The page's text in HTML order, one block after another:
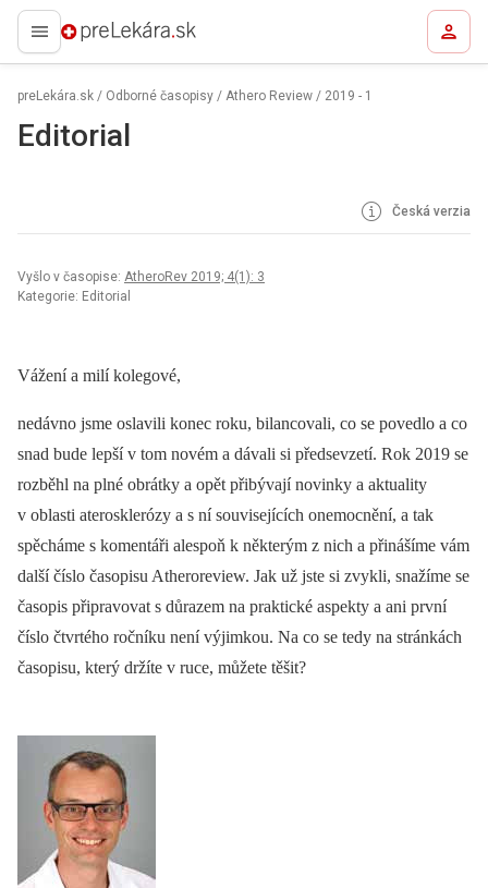
preLekára.sk
preLekára.sk / Odborné časopisy / Athero Review / 2019 - 1
Editorial
Česká verzia
Vyšlo v časopise: AtheroRev 2019; 4(1): 3
Kategorie: Editorial
Vážení a milí kolegové,
nedávno jsme oslavili konec roku, bilancovali, co se povedlo a co
snad bude lepší v tom novém a dávali si předsevzetí. Rok 2019 se
rozběhl na plné obrátky a opět přibývají novinky a aktuality
v oblasti aterosklerózy a s ní souvisejících onemocnění, a tak
spěcháme s komentáři alespoň k některým z nich a přinášíme vám
další číslo časopisu Atheroreview. Jak už jste si zvykli, snažíme se
časopis připravovat s důrazem na praktické aspekty a ani první
číslo čtvrtého ročníku není výjimkou. Na co se tedy na stránkách
časopisu, který držíte v ruce, můžete těšit?